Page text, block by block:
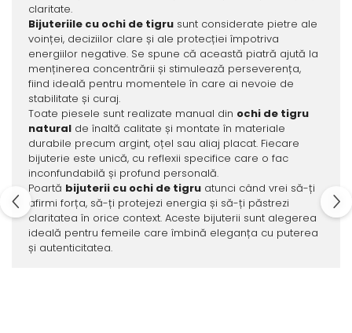
claritate.
Bijuteriile cu ochi de tigrusunt considerate pietre ale
voinței, deciziilor clare și ale protecției împotriva
energiilor negative. Se spune că această piatră ajută la
menținerea concentrării și stimulează perseverența,
fiind ideală pentru momentele în care ai nevoie de
stabilitate și curaj.
Toate piesele sunt realizate manual din ochi de tigru
naturalde înaltă calitate și montate în materiale
durabile precum argint, oțel sau aliaj placat. Fiecare
bijuterie este unică, cu reflexii specifice care o fac
inconfundabilă și profund personală.
Poartă bijuterii cu ochi de tigruatunci când vrei să-ți
afirmi forța, să-ți protejezi energia și să-ți păstrezi
claritatea în orice context. Aceste bijuterii sunt alegerea
ideală pentru femeile care îmbină eleganța cu puterea
și autenticitatea.